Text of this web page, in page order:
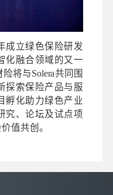
成立绿色保险研发
化融合领域的又一
将与Solera共同围
探索保险产品与服
孵化助力绿色产业
究、论坛及试点项
值共创。